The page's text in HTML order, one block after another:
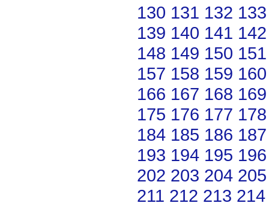
130 131 132 133
139 140 141 142
148 149 150 151
157 158 159 160
166 167 168 169
175 176 177 178
184 185 186 187
193 194 195 196
202 203 204 205
211 212 213 214